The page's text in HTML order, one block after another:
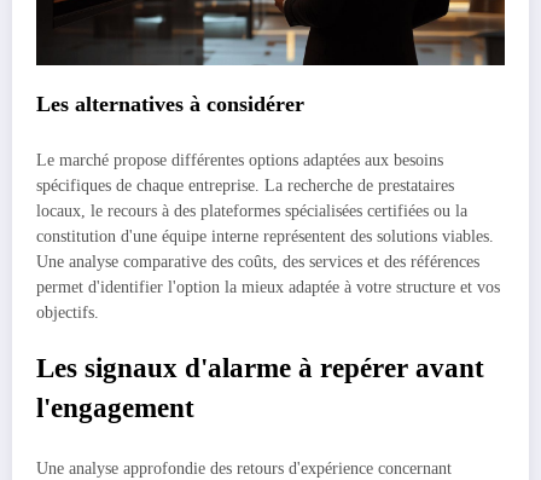
Les alternatives à considérer
Le marché propose différentes options adaptées aux besoins
spécifiques de chaque entreprise. La recherche de prestataires
locaux, le recours à des plateformes spécialisées certifiées ou la
constitution d'une équipe interne représentent des solutions viables.
Une analyse comparative des coûts, des services et des références
permet d'identifier l'option la mieux adaptée à votre structure et vos
objectifs.
Les signaux d'alarme à repérer avant
l'engagement
Une analyse approfondie des retours d'expérience concernant